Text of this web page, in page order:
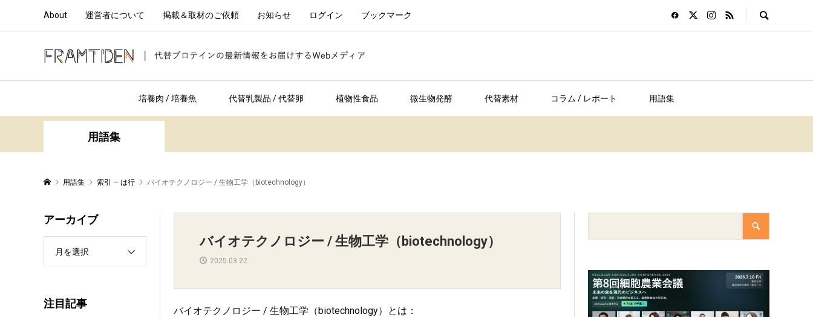
About 運営者について 掲載＆取材のご依頼 お知らせ ログイン ブックマーク
培養肉 / 培養魚 代替乳製品 / 代替卵 植物性食品 微生物発酵 代替素材 コラム / レポート 用語集
用語集
用語集 索引 — は行 バイオテクノロジー / 生物工学（biotechnology）
バイオテクノロジー / 生物工学（biotechnology）
2025.03.22
バイオテクノロジー / 生物工学（biotechnology）とは：
アーカイブ
月を選択
注目記事